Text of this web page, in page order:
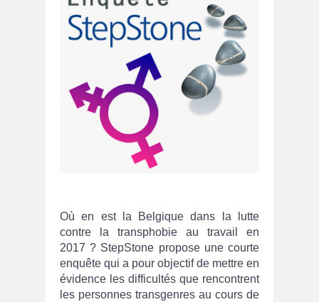
Où en est la Belgique dans la lutte
contre la transphobie au travail en
2017 ? StepStone propose une courte
enquête qui a pour objectif de mettre en
évidence les difficultés que rencontrent
les personnes transgenres au cours de